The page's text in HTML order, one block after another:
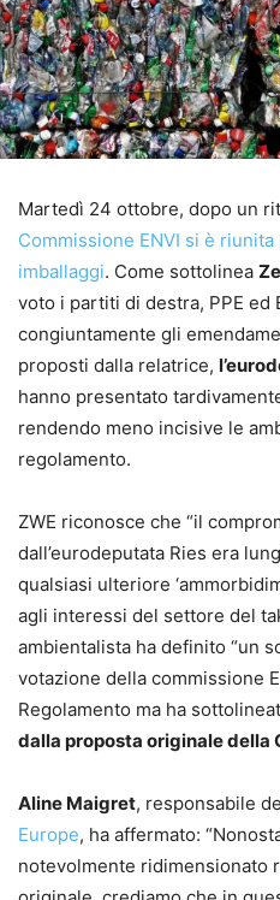
Martedì 24 ottobre, dopo un
Commissione ENVI si è
imballaggi. Come sottolinea
voto i partiti di destra, PPE ed
congiuntamente gli
proposti dalla relatrice,
hanno presentato
rendendo meno incisive le
regolamento.
ZWE riconosce che “il
dall’eurodeputata Ries era
qualsiasi ulteriore
agli interessi del settore del
ambientalista ha definito “un
votazione della commissione
Regolamento ma ha
dalla proposta originale della
Aline Maigret, responsabile
Europe, ha affermato:
notevolmente ridimensionato